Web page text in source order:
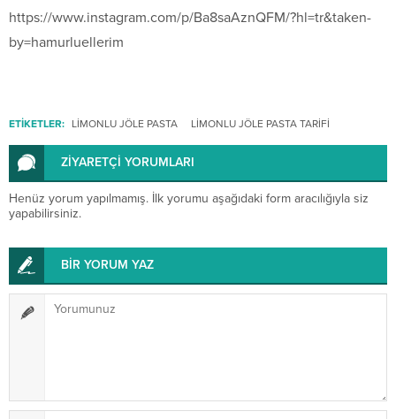
https://www.instagram.com/p/Ba8saAznQFM/?hl=tr&taken-
by=hamurluellerim
ETİKETLER: LIMONLU JÖLE PASTA LIMONLU JÖLE PASTA TARİFİ
ZİYARETÇİ YORUMLARI
Henüz yorum yapılmamış. İlk yorumu aşağıdaki form aracılığıyla siz
yapabilirsiniz.
BİR YORUM YAZ